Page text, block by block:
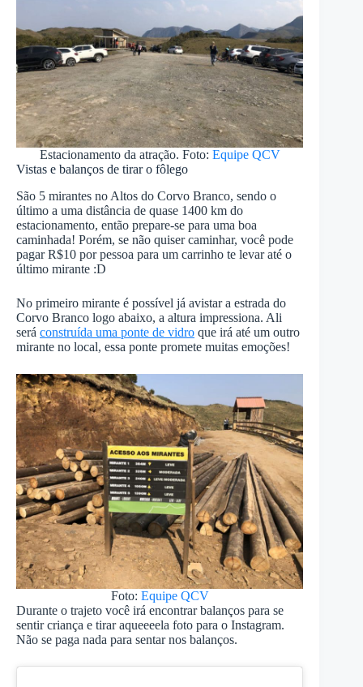
Estacionamento da atração. Foto: Equipe QCV
Vistas e balanços de tirar o fôlego
São 5 mirantes no Altos do Corvo Branco, sendo o
último a uma distância de quase 1400 km do
estacionamento, então prepare-se para uma boa
caminhada! Porém, se não quiser caminhar, você pode
pagar R$10 por pessoa para um carrinho te levar até o
último mirante :D
No primeiro mirante é possível já avistar a estrada do
Corvo Branco logo abaixo, a altura impressiona. Ali
será construída uma ponte de vidro que irá até um outro
mirante no local, essa ponte promete muitas emoções!
Foto: Equipe QCV
Durante o trajeto você irá encontrar balanços para se
sentir criança e tirar aqueeeela foto para o Instagram.
Não se paga nada para sentar nos balanços.